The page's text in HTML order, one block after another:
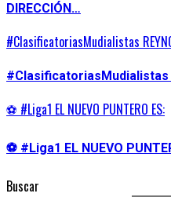
DIRECCIÓN…
#ClasificatoriasMudialistas
#ClasificatoriasMudialistas
⚽ #Liga1 EL NUEVO PUNTERO ES:
⚽ #Liga1 EL NUEVO
Buscar